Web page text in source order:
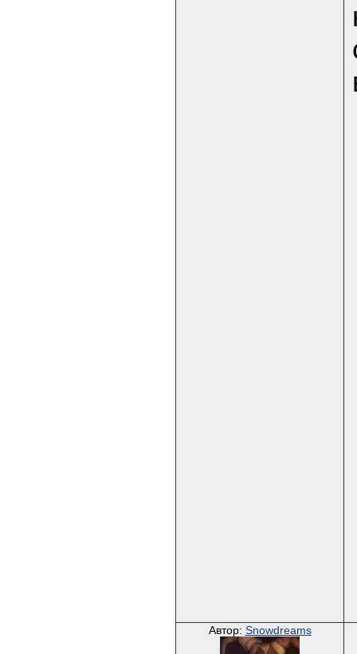
Автор: Snowdreams